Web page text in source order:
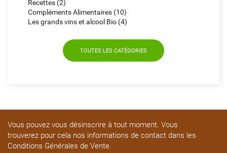
Recettes (2)
Compléments Alimentaires (10)
Les grands vins et alcool Bio (4)
TOUTES LES CATÉGORIES
Vous pouvez vous désinscrire à tout moment. Vous
trouverez pour cela nos informations de contact dans les
Conditions Générales de Vente.